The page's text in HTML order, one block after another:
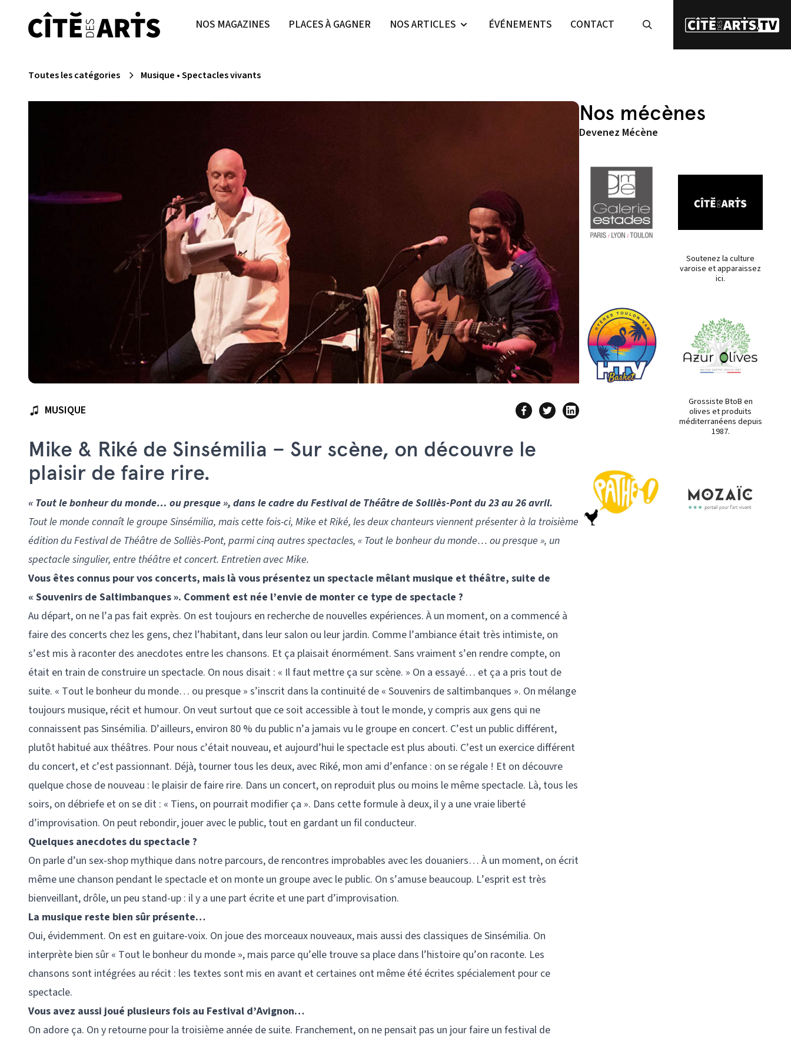
NOS MAGAZINES PLACES À GAGNER NOS ARTICLES ÉVÉNEMENTS CONTACT
Toutes les catégories Musique •Spectacles vivants
MUSIQUE
Mike & Riké de Sinsémilia – Sur scène, on découvre le
plaisir de faire rire.
« Tout le bonheur du monde… ou presque », dans le cadre du Festival de Théâtre de Solliès-Pont du 23 au 26 avril.
Tout le monde connaît le groupe Sinsémilia, mais cette fois-ci, Mike et Riké, les deux chanteurs viennent présenter à la troisième
édition du Festival de Théâtre de Solliès-Pont, parmi cinq autres spectacles, « Tout le bonheur du monde… ou presque », un
spectacle singulier, entre théâtre et concert. Entretien avec Mike.
Vous êtes connus pour vos concerts, mais là vous présentez un spectacle mêlant musique et théâtre, suite de
« Souvenirs de Saltimbanques ». Comment est née l’envie de monter ce type de spectacle ?
Au départ, on ne l’a pas fait exprès. On est toujours en recherche de nouvelles expériences. À un moment, on a commencé à
faire des concerts chez les gens, chez l’habitant, dans leur salon ou leur jardin. Comme l’ambiance était très intimiste, on
s’est mis à raconter des anecdotes entre les chansons. Et ça plaisait énormément. Sans vraiment s’en rendre compte, on
était en train de construire un spectacle. On nous disait : « Il faut mettre ça sur scène. » On a essayé… et ça a pris tout de
suite. « Tout le bonheur du monde… ou presque » s’inscrit dans la continuité de « Souvenirs de saltimbanques ». On mélange
toujours musique, récit et humour. On veut surtout que ce soit accessible à tout le monde, y compris aux gens qui ne
connaissent pas Sinsémilia. D’ailleurs, environ 80 % du public n’a jamais vu le groupe en concert. C’est un public différent,
plutôt habitué aux théâtres. Pour nous c’était nouveau, et aujourd’hui le spectacle est plus abouti. C’est un exercice différent
du concert, et c’est passionnant. Déjà, tourner tous les deux, avec Riké, mon ami d’enfance : on se régale ! Et on découvre
quelque chose de nouveau : le plaisir de faire rire. Dans un concert, on reproduit plus ou moins le même spectacle. Là, tous les
soirs, on débriefe et on se dit : « Tiens, on pourrait modifier ça ». Dans cette formule à deux, il y a une vraie liberté
d’improvisation. On peut rebondir, jouer avec le public, tout en gardant un fil conducteur.
Quelques anecdotes du spectacle ?
On parle d’un sex-shop mythique dans notre parcours, de rencontres improbables avec les douaniers… À un moment, on écrit
même une chanson pendant le spectacle et on monte un groupe avec le public. On s’amuse beaucoup. L’esprit est très
bienveillant, drôle, un peu stand-up : il y a une part écrite et une part d’improvisation.
La musique reste bien sûr présente…
Oui, évidemment. On est en guitare-voix. On joue des morceaux nouveaux, mais aussi des classiques de Sinsémilia. On
interprète bien sûr « Tout le bonheur du monde », mais parce qu’elle trouve sa place dans l’histoire qu’on raconte. Les
chansons sont intégrées au récit : les textes sont mis en avant et certaines ont même été écrites spécialement pour ce
spectacle.
Vous avez aussi joué plusieurs fois au Festival d’Avignon…
On adore ça. On y retourne pour la troisième année de suite. Franchement, on ne pensait pas un jour faire un festival de
Nos mécènes
Devenez Mécène
Soutenez la culture
varoise et apparaissez
ici.
Grossiste BtoB en
olives et produits
méditerranéens depuis
1987.